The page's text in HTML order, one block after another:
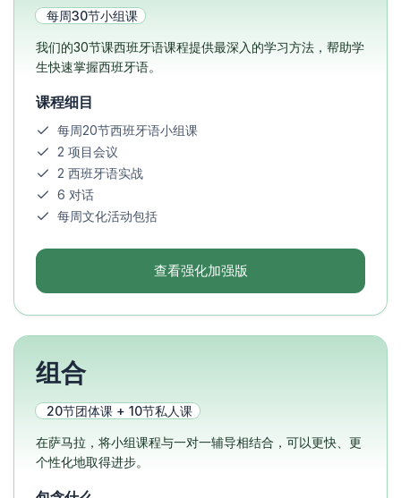
每周30节小组课
我们的30节课西班牙语课程提供最深入的学习方法，帮助学
生快速掌握西班牙语。
课程细目
每周20节西班牙语小组课
2 项目会议
2 西班牙语实战
6 对话
每周文化活动包括
查看强化加强版
组合
20节团体课 + 10节私人课
在萨马拉，将小组课程与一对一辅导相结合，可以更快、更
个性化地取得进步。